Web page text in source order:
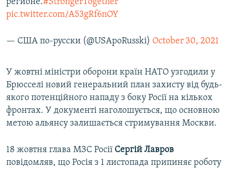
регионе.#StrongerTogether
pic.twitter.com/A53gRf6nOY
— США по-русски (@USApoRusski) October 30, 2021
У жовтні міністри оборони країн НАТО узгодили у
Брюсселі новий генеральний план захисту від будь-
якого потенційного нападу з боку Росії на кількох
фронтах. У документі наголошується, що основною
метою альянсу залишається стримування Москви.
18 жовтня глава МЗС Росії Сергій Лавров
повідомляв, що Росія з 1 листопада припиняє роботу